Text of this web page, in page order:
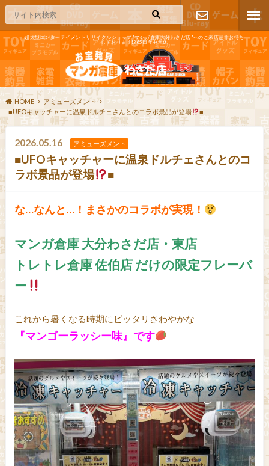
超大型エンターテイメントリサイクルショップ"マンガ倉庫大分わさだ店"へのご来店是非お待ち
しております!365日年中無休
お問い合わ
せ
HOME
アミューズメント
■UFOキャッチャーに温泉ドルチェさんとのコラボ景品が登場
■
2026.05.16 アミューズメント
■UFOキャッチャーに温泉ドルチェさんとのコ
ラボ景品が登場
■
な…なんと…！まさかのコラボが実現！
マンガ倉庫 大分わさだ店・東店
トレトレ倉庫 佐伯店 だけの限定フレーバ
ー
これから暑くなる時期にピッタリさわやかな
『マンゴーラッシー味』です